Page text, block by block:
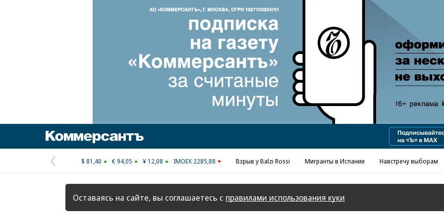
Предыдущая
страница
$ 81,40 € 94,05 ¥ 12,08 IMOEX 2285,88 Взрыв у Balzi Rossi Мигранты в Испании Навстречу выборам
Оставаясь на сайте, вы соглашаетесь с правилами использования куки